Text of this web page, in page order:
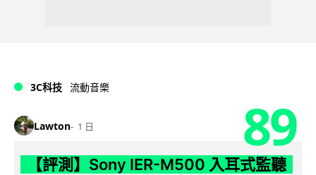
3C科技 流動音樂
Lawton 1 日 89
【評測】Sony IER-M500 入耳式監聽